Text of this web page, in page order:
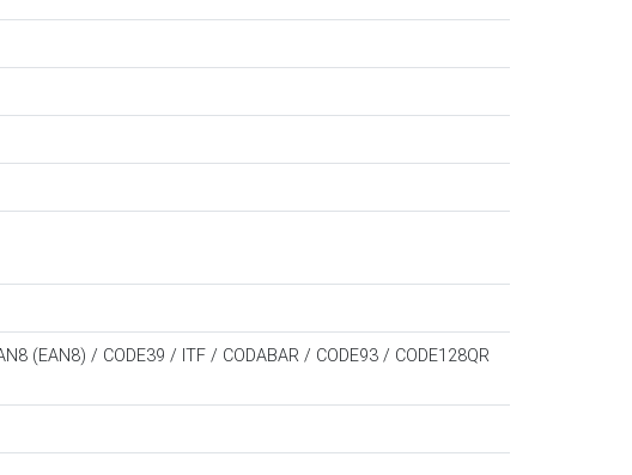
(EAN8) / CODE39 / ITF / CODABAR / CODE93 / CODE128QR